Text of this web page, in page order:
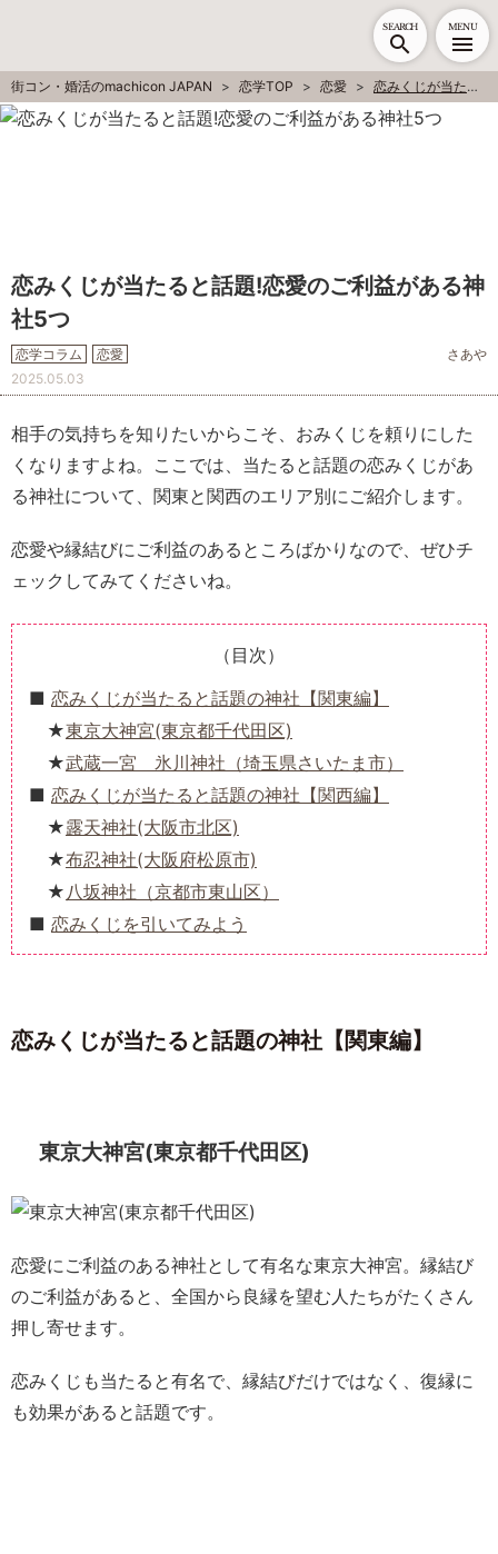
SEARCH MENU
街コン・婚活のmachicon JAPAN 恋学TOP 恋愛 恋みくじが当たると話題!恋愛のご利益がある神社5つ
恋みくじが当たると話題!恋愛のご利益がある神
社5つ
恋学コラム 恋愛
さあや
2025.05.03
相手の気持ちを知りたいからこそ、おみくじを頼りにした
くなりますよね。ここでは、当たると話題の恋みくじがあ
る神社について、関東と関西のエリア別にご紹介します。
恋愛や縁結びにご利益のあるところばかりなので、ぜひチ
ェックしてみてくださいね。
（目次）
恋みくじが当たると話題の神社【関東編】
東京大神宮(東京都千代田区)
武蔵一宮 氷川神社（埼玉県さいたま市）
恋みくじが当たると話題の神社【関西編】
露天神社(大阪市北区)
布忍神社(大阪府松原市)
八坂神社（京都市東山区）
恋みくじを引いてみよう
恋みくじが当たると話題の神社【関東編】
東京大神宮(東京都千代田区)
恋愛にご利益のある神社として有名な東京大神宮。縁結び
のご利益があると、全国から良縁を望む人たちがたくさん
押し寄せます。
恋みくじも当たると有名で、縁結びだけではなく、復縁に
も効果があると話題です。